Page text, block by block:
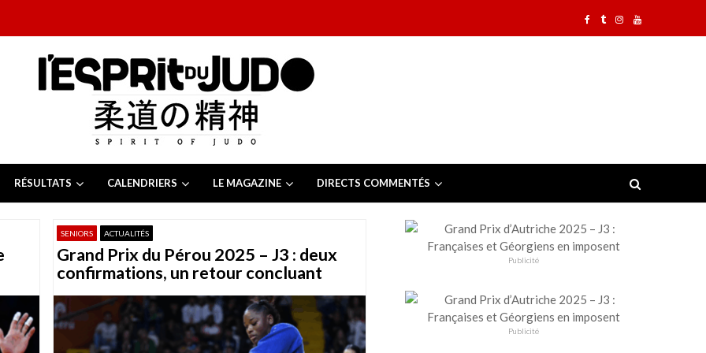
RÉSULTATS CALENDRIERS LE MAGAZINE DIRECTS COMMENTÉS
juillet 2026
juillet 2026
13 juillet 2026
Tchèque 2026 6 juillet 2026
SENIORS ACTUALITÉS
Grand Prix du Pérou 2025 – J3 : deux
confirmations, un retour concluant
Publicité
Publicité